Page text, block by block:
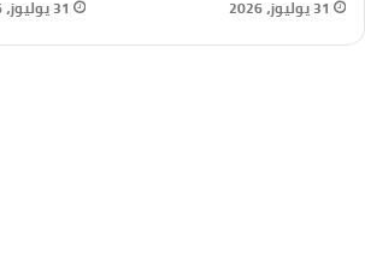
31 يوليوز، 2026
31 يوليوز، 2026